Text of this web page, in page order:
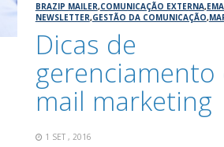
BRAZIP MAILER,COMUNICAÇÃO EXTERNA,
NEWSLETTER,GESTÃO DA COMUNICAÇÃO,
Dicas de
gerenciamento
mail marketing
1 SET , 2016